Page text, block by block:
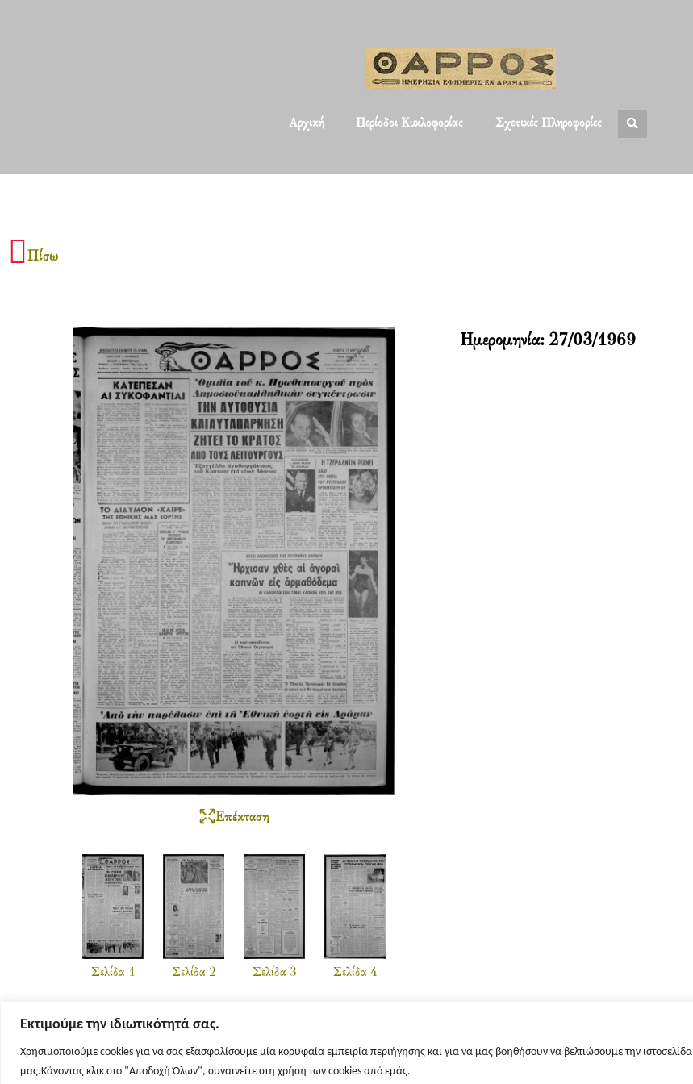
Εκτιμούμε την ιδιωτικότητά σας.
Χρησιμοποιούμε cookies για να σας εξασφαλίσουμε μία κορυφαία εμπειρία περιήγησης και για να μας βοηθήσουν να βελτιώσουμε την ιστοσελίδα
μας.Κάνοντας κλικ στο "Αποδοχή Όλων", συναινείτε στη χρήση των cookies από εμάς.
Αρχική Περίοδοι Κυκλοφορίας Σχετικές Πληροφορίες
Πίσω
Επέκταση
Σελίδα 1 Σελίδα 2 Σελίδα 3 Σελίδα 4
Ημερομηνία: 27/03/1969